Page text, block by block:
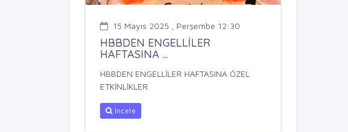
15 Mayıs 2025 , Perşembe 12:30
HBBDEN ENGELLİLER
HAFTASINA ...
HBBDEN ENGELLİLER HAFTASINA ÖZEL
ETKİNLİKLER
İncele